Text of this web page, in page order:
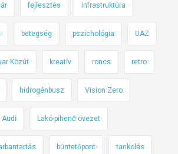
fejlesztés infrastruktúra
betegség pszichológia UAZ
Közút kreatív roncs retro
hidrogénbusz Vision Zero
Audi Lakó-pihenő övezet
büntetőpont tankolás